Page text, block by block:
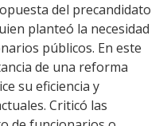
del precandidato
planteó la necesidad
públicos. En este
de una reforma
su eficiencia y
Criticó las